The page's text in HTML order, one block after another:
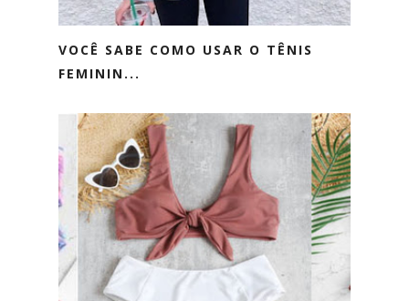
VOCÊ SABE COMO USAR O TÊNIS
FEMININ...